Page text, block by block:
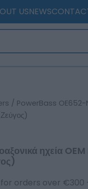
USNEWS
/ PowerBass OE652-
ηχεία
for orders over